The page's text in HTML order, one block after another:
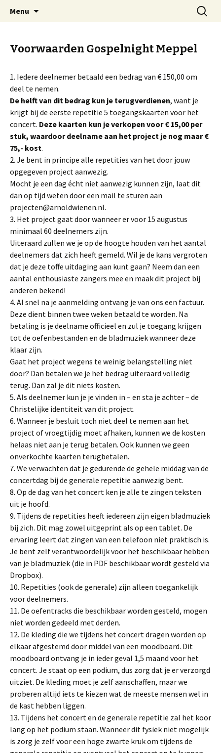
Arnold Wienen
Welkom op mijn website
Menu
Zoeken
naar:
Voorwaarden Gospelnight Meppel
1. Iedere deelnemer betaald een bedrag van € 150,00 om
deel te nemen.
De helft van dit bedrag kun je terugverdienen, want je
krijgt bij de eerste repetitie 5 toegangskaarten voor het
concert. Deze kaarten kun je verkopen voor € 15,00 per
stuk, waardoor deelname aan het project je nog maar €
75,- kost.
2. Je bent in principe alle repetities van het door jouw
opgegeven project aanwezig.
Mocht je een dag écht niet aanwezig kunnen zijn, laat dit
dan op tijd weten door een mail te sturen aan
projecten@arnoldwienen.nl.
3. Het project gaat door wanneer er voor 15 augustus
minimaal 60 deelnemers zijn.
Uiteraard zullen we je op de hoogte houden van het aantal
deelnemers dat zich heeft gemeld. Wil je de kans vergroten
dat je deze toffe uitdaging aan kunt gaan? Neem dan een
aantal enthousiaste zangers mee en maak dit project bij
anderen bekend!
4. Al snel na je aanmelding ontvang je van ons een factuur.
Deze dient binnen twee weken betaald te worden. Na
betaling is je deelname officieel en zul je toegang krijgen
tot de oefenbestanden en de bladmuziek wanneer deze
klaar zijn.
Gaat het project wegens te weinig belangstelling niet
door? Dan betalen we je het bedrag uiteraard volledig
terug. Dan zal je dit niets kosten.
5. Als deelnemer kun je je vinden in – en sta je achter – de
Christelijke identiteit van dit project.
6. Wanneer je besluit toch niet deel te nemen aan het
project of vroegtijdig moet afhaken, kunnen we de kosten
helaas niet aan je terug betalen. Ook kunnen we geen
onverkochte kaarten terugbetalen.
7. We verwachten dat je gedurende de gehele middag van de
concertdag bij de generale repetitie aanwezig bent.
8. Op de dag van het concert ken je alle te zingen teksten
uit je hoofd.
9. Tijdens de repetities heeft iedereen zijn eigen bladmuziek
bij zich. Dit mag zowel uitgeprint als op een tablet. De
ervaring leert dat zingen van een telefoon niet praktisch is.
Je bent zelf verantwoordelijk voor het beschikbaar hebben
van je bladmuziek (die in PDF beschikbaar wordt gesteld via
Dropbox).
10. Repetities (ook de generale) zijn alleen toegankelijk
voor deelnemers.
11. De oefentracks die beschikbaar worden gesteld, mogen
niet worden gedeeld met derden.
12. De kleding die we tijdens het concert dragen worden op
elkaar afgestemd door middel van een moodboard. Dit
moodboard ontvang je in ieder geval 1,5 maand voor het
concert. Je staat op een podium, dus zorg dat je er verzorgd
uitziet. De kleding moet je zelf aanschaffen, maar we
proberen altijd iets te kiezen wat de meeste mensen wel in
de kast hebben liggen.
13. Tijdens het concert en de generale repetitie zal het koor
lang op het podium staan. Wanneer dit fysiek niet mogelijk
is zorg je zelf voor een hoge zwarte kruk om tijdens de